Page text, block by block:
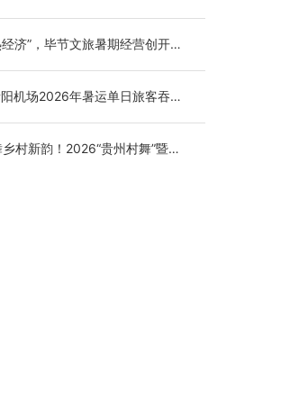
经济”，毕节文旅暑期经营创开门
机场2026年暑运单日旅客吞吐
村新韵！2026“贵州村舞”暨望